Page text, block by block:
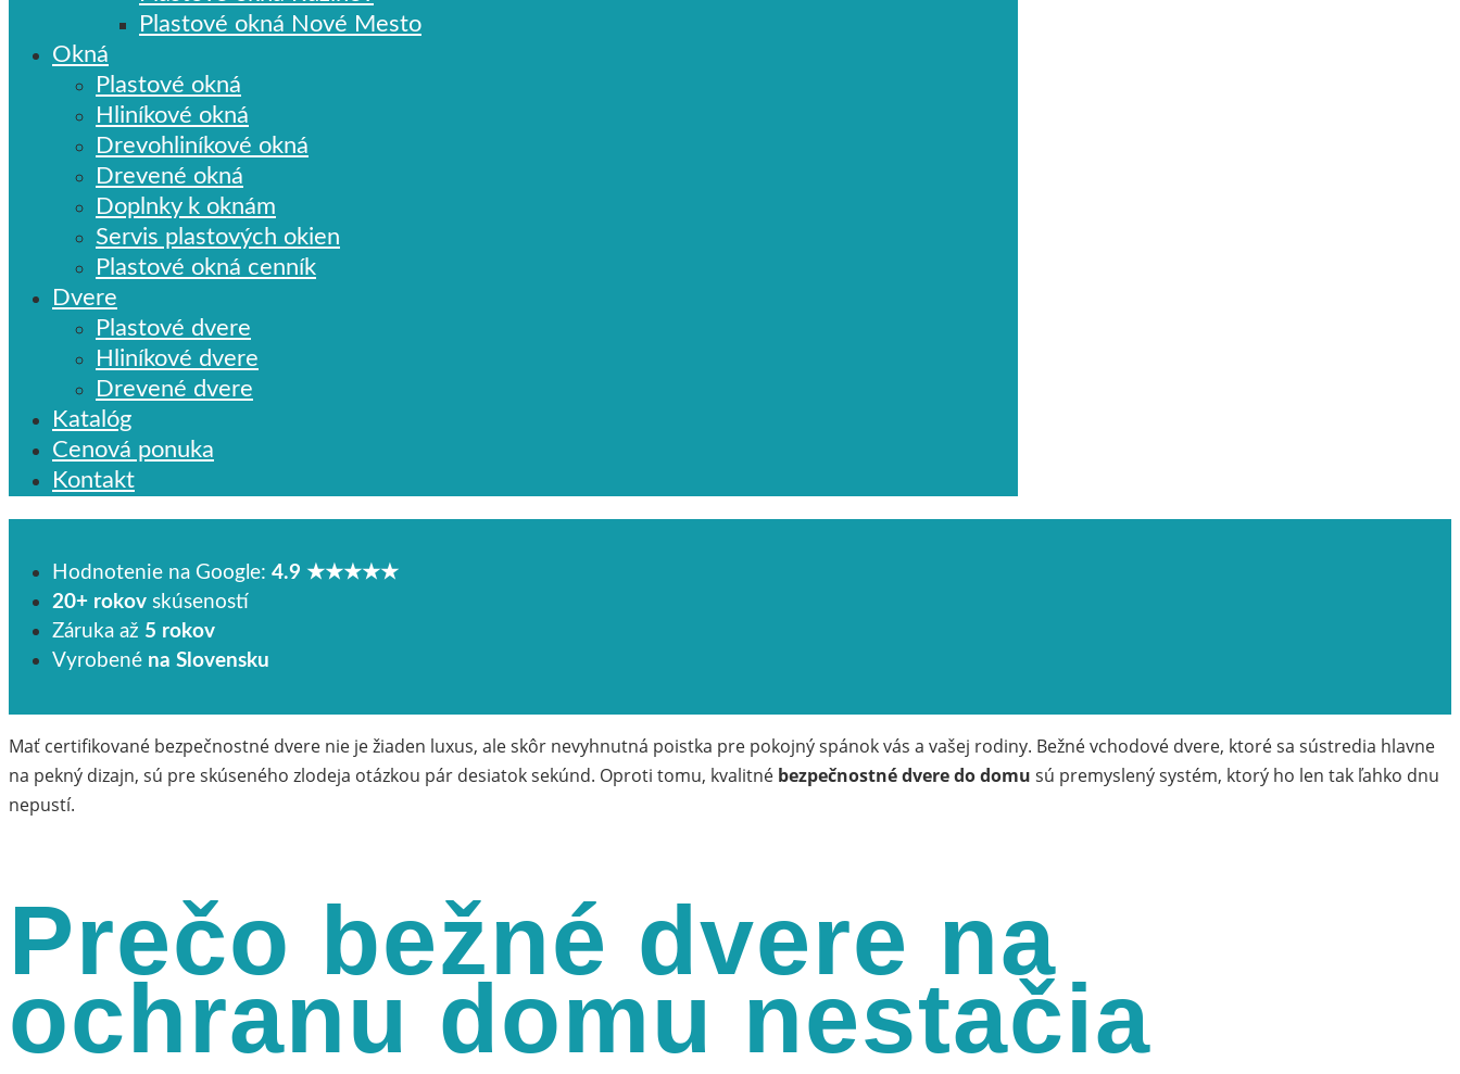
Plastové okná Nové Mesto
Okná
Plastové okná
Hliníkové okná
Drevohliníkové okná
Drevené okná
Doplnky k oknám
Servis plastových okien
Plastové okná cenník
Dvere
Plastové dvere
Hliníkové dvere
Drevené dvere​
Katalóg
Cenová ponuka
Kontakt
Hodnotenie na Google: 4.9 ★★★★★
20+ rokov skúseností
Záruka až 5 rokov
Vyrobené na Slovensku
Mať certifikované bezpečnostné dvere nie je žiaden luxus, ale skôr nevyhnutná poistka pre pokojný spánok vás a vašej rodiny. Bežné vchodové dvere, ktoré sa sústredia hlavne
na pekný dizajn, sú pre skúseného zlodeja otázkou pár desiatok sekúnd. Oproti tomu, kvalitné bezpečnostné dvere do domu sú premyslený systém, ktorý ho len tak ľahko dnu
nepustí.
Prečo bežné dvere na
ochranu domu nestačia